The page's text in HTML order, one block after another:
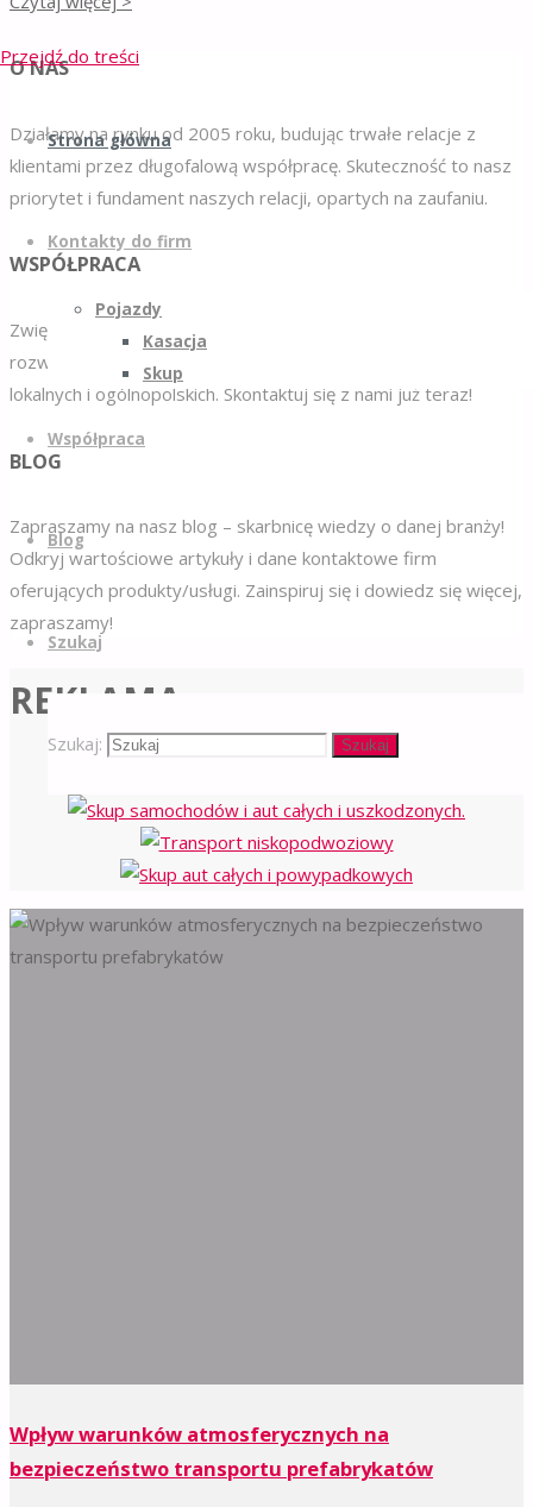
Przejdź do treści
Strona główna
Kontakty do firm
Pojazdy
Kasacja
Skup
Współpraca
Blog
Szukaj
Szukaj: Szukaj
O NAS
Działamy na rynku od 2005 roku, budując trwałe relacje z
klientami przez długofalową współpracę. Skuteczność to nasz
priorytet i fundament naszych relacji, opartych na zaufaniu.
WSPÓŁPRACA
Zwiększ sprzedaż swojej firmy dzięki naszym skutecznym
rozwiązaniom online. Oferujemy sprawdzone metody dla firm
lokalnych i ogólnopolskich. Skontaktuj się z nami już teraz!
BLOG
Zapraszamy na nasz blog – skarbnicę wiedzy o danej branży!
Odkryj wartościowe artykuły i dane kontaktowe firm
oferujących produkty/usługi. Zainspiruj się i dowiedz się więcej,
zapraszamy!
REKLAMA
Wpływ warunków atmosferycznych na
bezpieczeństwo transportu prefabrykatów